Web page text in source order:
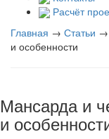
Расчёт
Главная → Статьи →
и особенности
Мансарда и
и